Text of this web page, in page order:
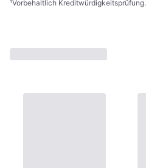
¹Vorbehaltlich Kreditwürdigkeitsprüfung.